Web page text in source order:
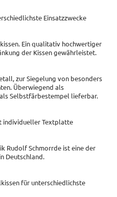
Einsatzzwecke
Ein qualitativ hochwertiger
der Kissen gewährleistet.
zur Siegelung von besonders
Überwiegend als
Selbstfärbestempel lieferbar.
individueller Textplatte
Rudolf Schmorrde ist eine der
Deutschland.
für unterschiedlichste